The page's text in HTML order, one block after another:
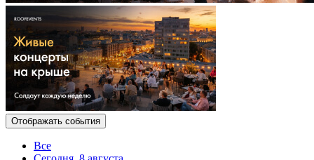
Отображать события
Все